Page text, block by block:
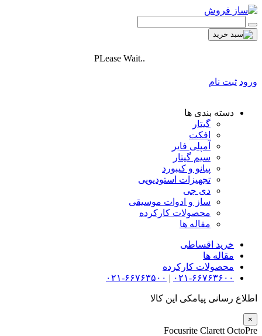
PLease Wait..
ورود ثبت نام
دسته بندی ها
گیتار
افکت
آمپلی فایر
سیم گیتار
پیانو و کیبورد
تجهیزات استودیویی
دی جی
ساز و ادوات موسیقی
محصولات کارکرده
مقاله ها
خرید اقساطی
مقاله ها
محصولات کارکرده
۰۲۱-۶۶۷۶۳۶۰۰ | ۰۲۱-۶۶۷۶۳۵۰۰
اطلاع رسانی پیامکی این کالا
×
Focusrite Clarett OctoPre